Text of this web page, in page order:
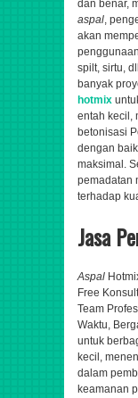
dan benar,
aspal,
akan
spilt, sirtu,
banyak
hotmix
entah kecil,
betonisasi
dengan
maksimal.
pemadatan
terhadap
Jasa
Aspal
Free
Team
Waktu,
untuk
kecil,
dalam
keamanan